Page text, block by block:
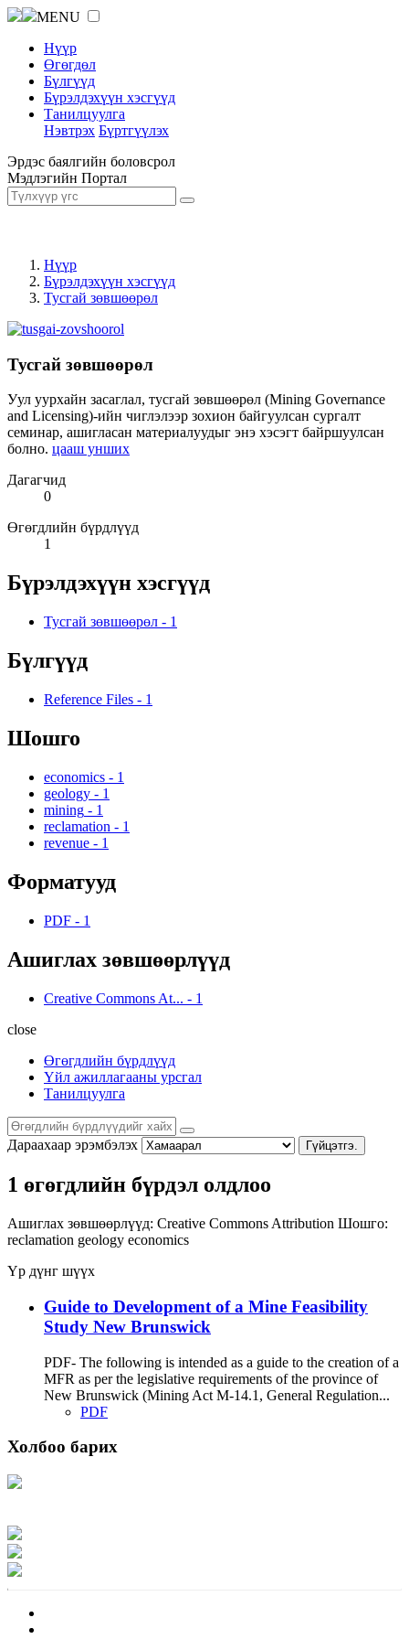
MENU
Нүүр
Өгөгдөл
Бүлгүүд
Бүрэлдэхүүн хэсгүүд
Танилцуулга
Нэвтрэх Бүртгүүлэх
Эрдэс баялгийн боловсрол
Мэдлэгийн Портал
Нүүр
Бүрэлдэхүүн хэсгүүд
Тусгай зөвшөөрөл
Тусгай зөвшөөрөл
Уул уурхайн засаглал, тусгай зөвшөөрөл (Mining Governance
and Licensing)-ийн чиглэлээр зохион байгуулсан сургалт
семинар, ашигласан материалуудыг энэ хэсэгт байршуулсан
болно. цааш унших
Дагагчид
0
Өгөгдлийн бүрдлүүд
1
Бүрэлдэхүүн хэсгүүд
Тусгай зөвшөөрөл - 1
Бүлгүүд
Reference Files - 1
Шошго
economics - 1
geology - 1
mining - 1
reclamation - 1
revenue - 1
Форматууд
PDF - 1
Ашиглах зөвшөөрлүүд
Creative Commons At... - 1
close
Өгөгдлийн бүрдлүүд
Үйл ажиллагааны урсгал
Танилцуулга
Дараахаар эрэмбэлэх Гүйцэтгэ.
1 өгөгдлийн бүрдэл олдлоо
Ашиглах зөвшөөрлүүд: Creative Commons Attribution Шошго:
reclamation geology economics
Үр дүнг шүүх
Guide to Development of a Mine Feasibility
Study New Brunswick
PDF- The following is intended as a guide to the creation of a
MFR as per the legislative requirements of the province of
New Brunswick (Mining Act M-14.1, General Regulation...
PDF
Холбоо барих